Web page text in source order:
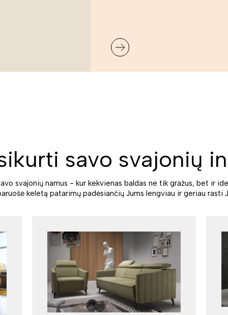
savo svajonių
svajonių namus - kur kekvienas baldas ne tik gražus, bet ir
keletą patarimų padėsiančių Jums lengviau ir geriau rasti